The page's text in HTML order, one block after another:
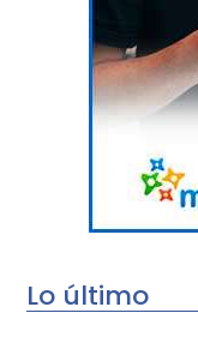
Lo último